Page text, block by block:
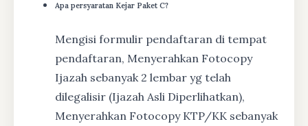
Apa persyaratan Kejar Paket C?
Mengisi formulir pendaftaran di tempat
pendaftaran, Menyerahkan Fotocopy
Ijazah sebanyak 2 lembar yg telah
dilegalisir (Ijazah Asli Diperlihatkan),
Menyerahkan Fotocopy KTP/KK sebanyak